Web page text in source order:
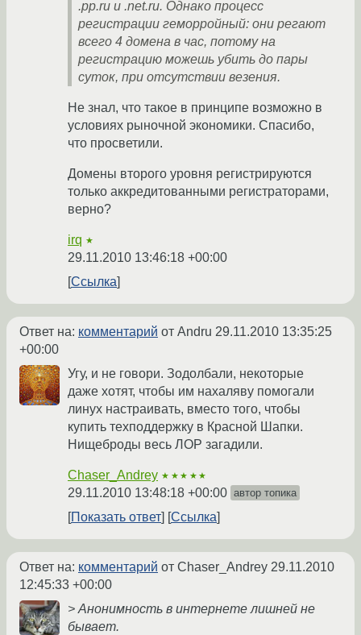
.pp.ru и .net.ru. Однако процесс
регистрации геморройный: они регают
всего 4 домена в час, потому на
регистрацию можешь убить до пары
суток, при отсутствии везения.
Не знал, что такое в принципе возможно в
условиях рыночной экономики. Спасибо,
что просветили.
Домены второго уровня регистрируются
только аккредитованными регистраторами,
верно?
irq ★
29.11.2010 13:46:18 +00:00
Ссылка
Ответ на: комментарий от Andru 29.11.2010 13:35:25
+00:00
Угу, и не говори. Зодолбали, некоторые
даже хотят, чтобы им нахаляву помогали
линух настраивать, вместо того, чтобы
купить техподдержку в Красной Шапки.
Нищеброды весь ЛОР загадили.
Chaser_Andrey ★★★★★
29.11.2010 13:48:18 +00:00 автор топика
Показать ответ Ссылка
Ответ на: комментарий от Chaser_Andrey 29.11.2010
12:45:33 +00:00
> Анонимность в интернете лишней не
бывает.